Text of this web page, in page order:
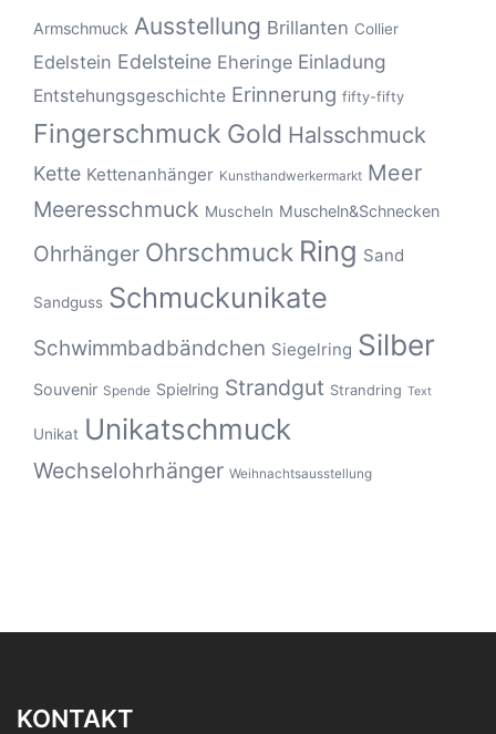
Armschmuck Ausstellung Brillanten Collier
Edelstein Edelsteine Eheringe Einladung
Entstehungsgeschichte Erinnerung fifty-fifty
Fingerschmuck Gold Halsschmuck
Kette Kettenanhänger Kunsthandwerkermarkt Meer
Meeresschmuck Muscheln Muscheln&Schnecken
Ohrhänger Ohrschmuck Ring Sand
Sandguss Schmuckunikate
Schwimmbadbändchen Siegelring Silber
Souvenir Spende Spielring Strandgut Strandring Text
Unikat Unikatschmuck
Wechselohrhänger Weihnachtsausstellung
KONTAKT